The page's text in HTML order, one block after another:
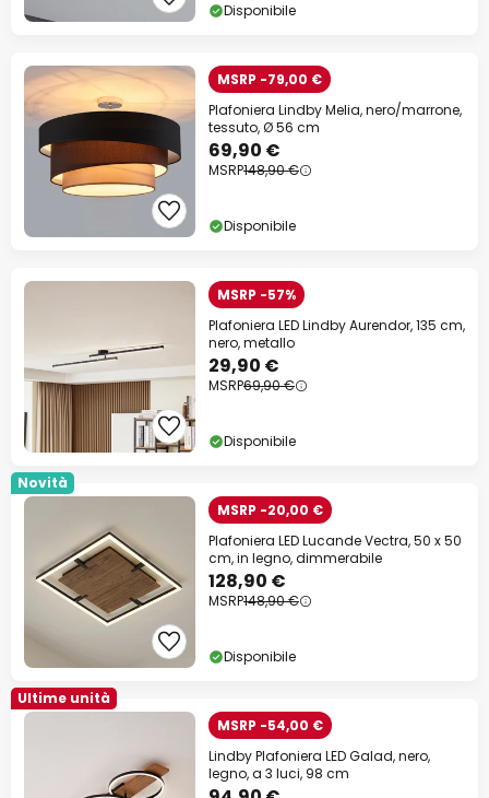
Disponibile
MSRP -79,00 €
Plafoniera Lindby Melia, nero/marrone,
tessuto, Ø 56 cm
69,90 €
MSRP148,90 €
Disponibile
MSRP -57%
Plafoniera LED Lindby Aurendor, 135 cm,
nero, metallo
29,90 €
MSRP69,90 €
Disponibile
Novità
MSRP -20,00 €
Plafoniera LED Lucande Vectra, 50 x 50
cm, in legno, dimmerabile
128,90 €
MSRP148,90 €
Disponibile
Ultime unità
MSRP -54,00 €
Lindby Plafoniera LED Galad, nero,
legno, a 3 luci, 98 cm